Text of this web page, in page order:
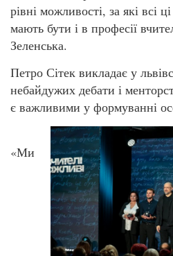
рівні можливості, за які всі
мають бути і в професії
Зеленська.
Петро Сітек викладає у
небайдужих дебати і
є важливими у формуванні
«Ми